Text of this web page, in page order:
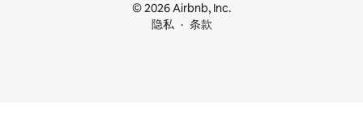
© 2026 Airbnb, Inc.
隐私
条款